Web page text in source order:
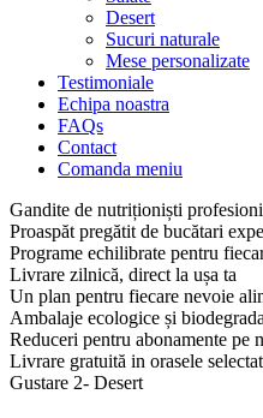
Desert
Sucuri naturale
Mese personalizate
Testimoniale
Echipa noastra
FAQs
Contact
Comanda meniu
Gandite de nutriționiști
Proaspăt pregătit de bucătari
Programe echilibrate pentru
Livrare zilnică, direct la ușa ta
Un plan pentru fiecare nevoie
Ambalaje ecologice și
Reduceri pentru abonamente pe
Livrare gratuită in orasele
Gustare 2- Desert